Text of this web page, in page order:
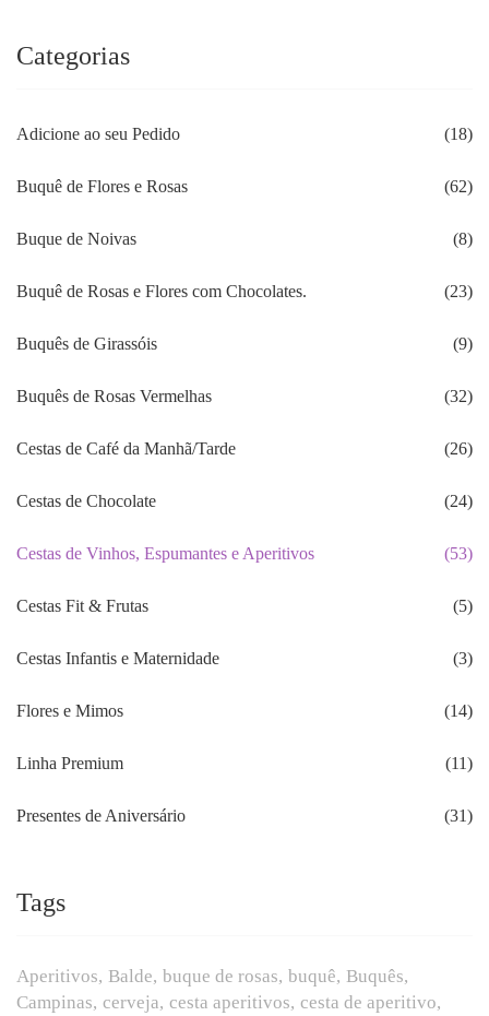
Categorias
Adicione ao seu Pedido (18)
Buquê de Flores e Rosas (62)
Buque de Noivas (8)
Buquê de Rosas e Flores com Chocolates. (23)
Buquês de Girassóis (9)
Buquês de Rosas Vermelhas (32)
Cestas de Café da Manhã/Tarde (26)
Cestas de Chocolate (24)
Cestas de Vinhos, Espumantes e Aperitivos (53)
Cestas Fit & Frutas (5)
Cestas Infantis e Maternidade (3)
Flores e Mimos (14)
Linha Premium (11)
Presentes de Aniversário (31)
Tags
Aperitivos Balde buque de rosas buquê Buquês
Campinas cerveja cesta aperitivos cesta de aperitivo